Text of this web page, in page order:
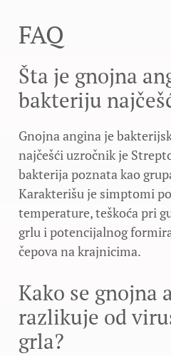
FAQ
Šta je gnojna
bakteriju
Gnojna angina je
najčešći uzročnik je
bakterija poznata kao
Karakterišu je simptomi
temperature, teškoća pri
grlu i potencijalnog
čepova na krajnicima.
Kako se gnojna
razlikuje od
grla?